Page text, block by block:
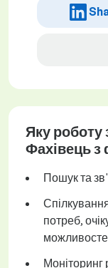
Яку роботу
Фахівець з
Пошук та
потреб,
Моніторинг